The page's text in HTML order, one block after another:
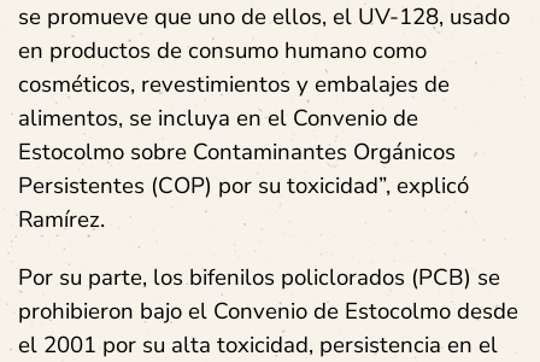
se promueve que uno de ellos, el UV-128, usado
en productos de consumo humano como
cosméticos, revestimientos y embalajes de
alimentos, se incluya en el Convenio de
Estocolmo sobre Contaminantes Orgánicos
Persistentes (COP) por su toxicidad”, explicó
Ramírez.
Por su parte, los bifenilos policlorados (PCB) se
prohibieron bajo el Convenio de Estocolmo desde
el 2001 por su alta toxicidad, persistencia en el